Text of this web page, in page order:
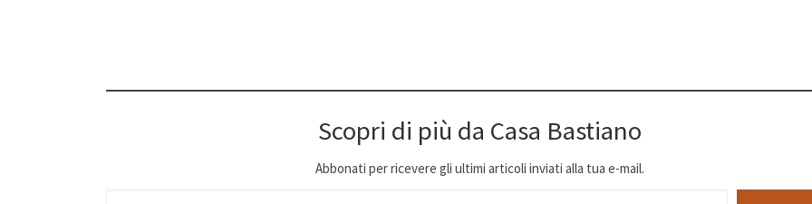
Scopri di più da Casa Bastiano
Abbonati per ricevere gli ultimi articoli inviati alla tua e-mail.